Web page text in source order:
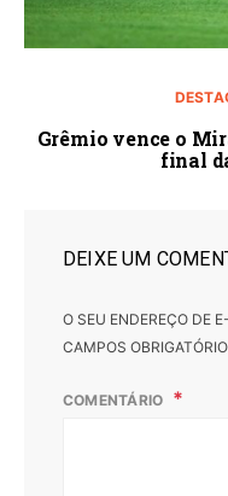
Grêmio vence o
final
DEIXE UM
O SEU ENDEREÇO DE
CAMPOS
COMENTÁRIO